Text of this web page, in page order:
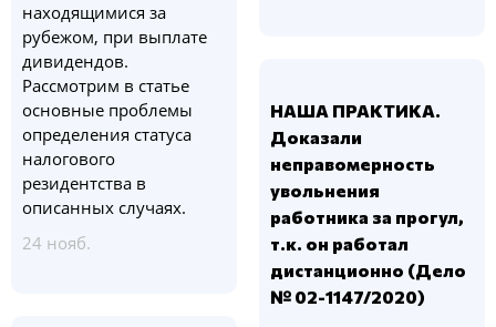
находящимися за
рубежом, при выплате
дивидендов.
Рассмотрим в статье
основные проблемы
определения статуса
налогового
резидентства в
описанных случаях.
24 нояб.
НАША ПРАКТИКА.
Доказали
неправомерность
увольнения
работника за прогул,
т.к. он работал
дистанционно (Дело
№ 02-1147/2020)